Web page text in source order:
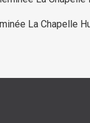
La Chapelle